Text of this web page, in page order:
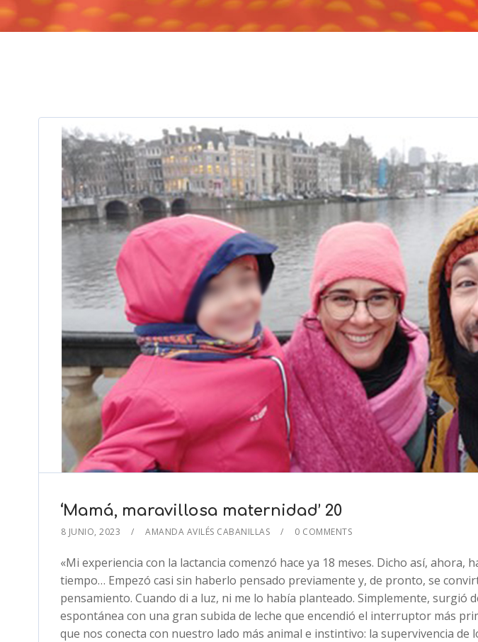
‘Mamá, maravillosa maternidad’ 20
8 JUNIO, 2023 AMANDA AVILÉS CABANILLAS 0 COMMENTS
«Mi experiencia con la lactancia comenzó hace ya 18 meses. Dicho así, ahora,
tiempo… Empezó casi sin haberlo pensado previamente y, de pronto, se
pensamiento. Cuando di a luz, ni me lo había planteado. Simplemente, surgió
espontánea con una gran subida de leche que encendió el interruptor más
que nos conecta con nuestro lado más animal e instintivo: la supervivencia de